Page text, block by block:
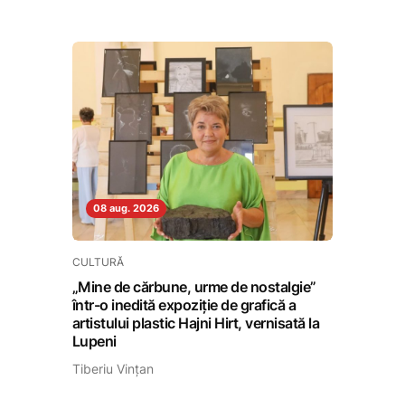
08 aug. 2026
CULTURĂ
„Mine de cărbune, urme de nostalgie”
într-o inedită expoziție de grafică a
artistului plastic Hajni Hirt, vernisată la
Lupeni
Tiberiu Vințan